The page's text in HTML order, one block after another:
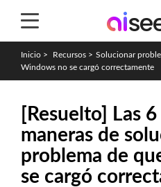
Inicio > Recursos > Solucionar
Windows no se cargó correctamente
[Resuelto] Las
maneras de
problema de
se cargó